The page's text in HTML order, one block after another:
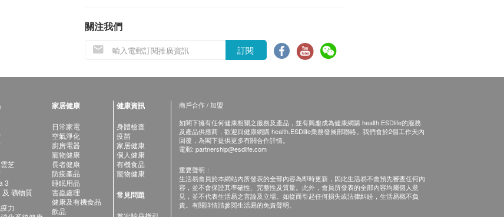
關注我們
訂閱
芝
3
及 礦物質
力
家居健康
日常家電
空氣淨化
廚房電器
寵物健康
長者健康
防疫產品
睡眠用品
害蟲處理
健康及有機食品
飲品
健康資訊
身體檢查
疫苗
家居健康
個人健康
有機食品
寵物健康
常見問題
商戶合作 / 加盟
如閣下擁有任何健康相關之服務及產品，並有興趣成為健康網購 health.ESDlife的服務
及產品供應商，歡迎與健康網購 health.ESDlife業務發展部聯絡。我們會於2個工作天內
回覆，為閣下提供更多有關合作詳情。
電郵: partnership@esdlife.com
重要聲明：
生活易會員於本網站內所發表的全部內容為即時更新，因此生活易不會預先審查任何內
容，並不會保證其準確性、完整性及質量。此外，會員所發表的全部內容均屬個人意
見，並不代表生活易之言論及立場。如從而引起任何損失或法律糾紛，生活易概不負
責。有關詳情請參閱生活易的免責聲明。